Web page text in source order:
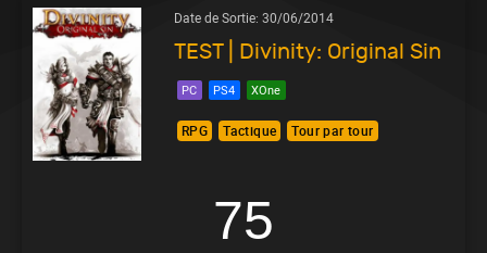
Date de Sortie: 30/06/2014
TEST | Divinity: Original Sin
PC PS4 XOne
RPG Tactique Tour par tour
75